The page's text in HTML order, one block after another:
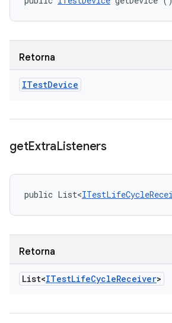
Retorna
ITestDevice
getExtraListeners
public List<
Retorna
List<ITestLifeCycleReceiver>